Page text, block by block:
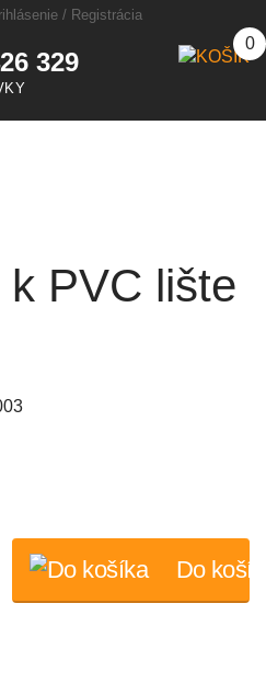
PVC lište
Do
/ Registrácia
329
0